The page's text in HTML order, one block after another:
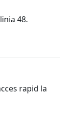
48.
rapid la